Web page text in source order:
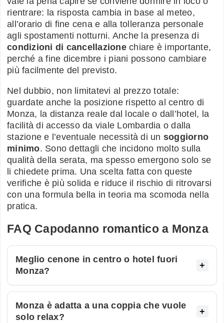
rientrare: la risposta cambia in base al meteo,
all’orario di fine cena e alla tolleranza personale
agli spostamenti notturni. Anche la presenza di
condizioni di cancellazionechiare è importante,
perché a fine dicembre i piani possono cambiare
più facilmente del previsto.
Nel dubbio, non limitatevi al prezzo totale:
guardate anche la posizione rispetto al centro di
Monza, la distanza reale dal locale o dall’hotel, la
facilità di accesso da viale Lombardia o dalla
stazione e l’eventuale necessità di un soggiorno
minimo. Sono dettagli che incidono molto sulla
qualità della serata, ma spesso emergono solo se
li chiedete prima. Una scelta fatta con queste
verifiche è più solida e riduce il rischio di ritrovarsi
con una formula bella in teoria ma scomoda nella
pratica.
FAQ Capodanno romantico a Monza
Meglio cenone in centro o hotel fuori
Monza?
Monza è adatta a una coppia che vuole
solo relax?